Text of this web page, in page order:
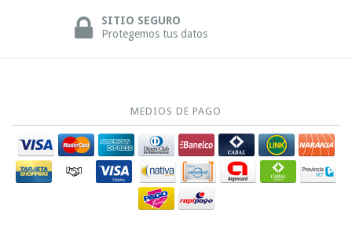
SITIO SEGURO
Protegemos tus datos
MEDIOS DE PAGO